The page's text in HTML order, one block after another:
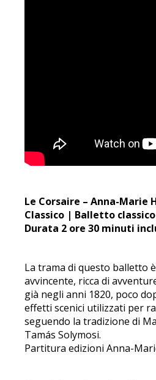
Le Corsaire – Anna-Marie
Classico | Balletto classico
Durata 2 ore 30 minuti
La trama di questo balletto
avvincente, ricca di
già negli anni 1820, poco
effetti scenici utilizzati per
seguendo la tradizione di
Tamás Solymosi.
Partitura edizioni Anna-